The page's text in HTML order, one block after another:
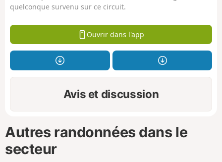
quelconque survenu sur ce circuit.
Ouvrir dans l'app
Avis et discussion
Autres randonnées dans le
secteur